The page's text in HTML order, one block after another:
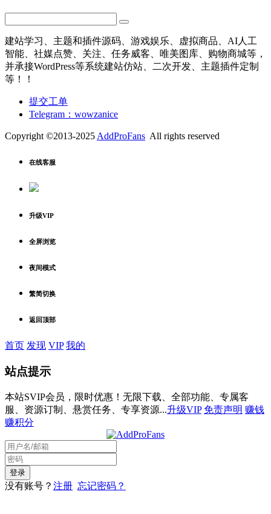
建站学习、主题和插件源码、游戏娱乐、虚拟商品、AI人工
智能、社媒点赞、关注、任务威客、唯美图库、购物商城等，
并承接WordPress等系统建站仿站、二次开发、主题插件定制
等！！
提交工单
Telegram：wowzanice
Copyright ©2013-2025 AddProFans All rights reserved
在线客服
升级VIP
全屏浏览
夜间模式
繁简切换
返回顶部
首页 发现 VIP 我的
站点提示
本站SVIP会员，限时优惠！无限下载、全部功能、专属客
服、资源订制、悬赏任务、专享资源...升级VIP 免责声明 赚钱
赚积分
没有账号？ 注册 忘记密码？